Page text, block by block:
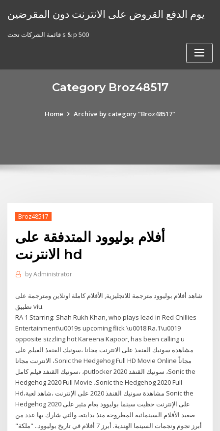
يوم الدفع القروض على الانترنت دون المقرضين
قائمة الشركات تحت s & p 500
Category Broz48517
Home Archive by category "Broz48517"
Broz48517
أفلام بوليوود المتدفقة على
الانترنت hd
byAdministrator
شاهد أفلام بوليوود مترجمة للانجليزية, الأفلام كاملة اونلاين ومترجمة على
تطبيق viu.
RA 1 Starring: Shah Rukh Khan, who plays lead in Red Chillies
Entertainment\u0019s upcoming flick \u0018 Ra.1\u0019
opposite sizzling hot Kareena Kapoor, has been calling u
مشاهدة سونيك القنفذ على الانترنت مجانا ،سونيك القنفذ الفيلم على
الانترنت مجانا ،Sonic the Hedgehog Full HD Movie Online مجاناً
،سونيك القنفذ فيلم كامل ،putlocker سونيك القنفذ 2020 ،Sonic the
Hedgehog 2020 Full Movie ،Sonic the Hedgehog 2020 Full
Hd،مشاهدة سونيك القنفذ 2020 على الإنترنت ،شاهد لعبة Sonic the
Hedgehog 2020 على الإنترنت حظيت سينما بوليوود بعام مثير على
صعيد الأفلام السينمائية المطروحة منذ بدايته، والتي شارك بها عدد من
أبرز نجوم ونجمات السينما الهندية. أبرز 7 أفلام في تاريخ بوليوود.. "ملكة"